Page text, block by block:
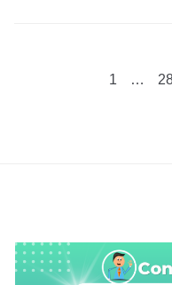
Paginación
1 …